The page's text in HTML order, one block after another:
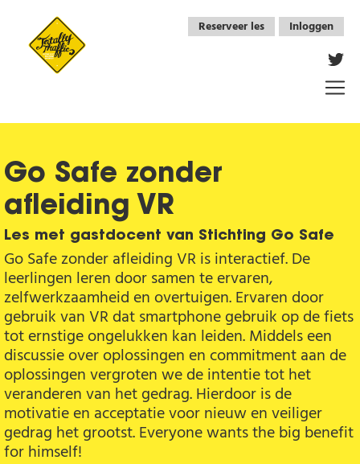
Overslaan en naar de inhoud gaan
Reserveer les Inloggen
Go Safe zonder
afleiding VR
Les met gastdocent van Stichting Go Safe
Go Safe zonder afleiding VR is interactief. De
leerlingen leren door samen te ervaren,
zelfwerkzaamheid en overtuigen. Ervaren door
gebruik van VR dat smartphone gebruik op de fiets
tot ernstige ongelukken kan leiden. Middels een
discussie over oplossingen en commitment aan de
oplossingen vergroten we de intentie tot het
veranderen van het gedrag. Hierdoor is de
motivatie en acceptatie voor nieuw en veiliger
gedrag het grootst. Everyone wants the big benefit
for himself!